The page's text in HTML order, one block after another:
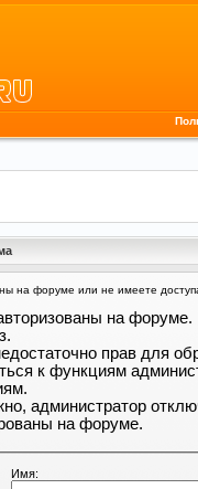
на форуме или не имеете
на форуме.
прав для
к функциям
администратор
на форуме.
Имя: